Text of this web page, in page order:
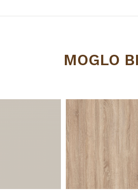
18
2070
MOGLO